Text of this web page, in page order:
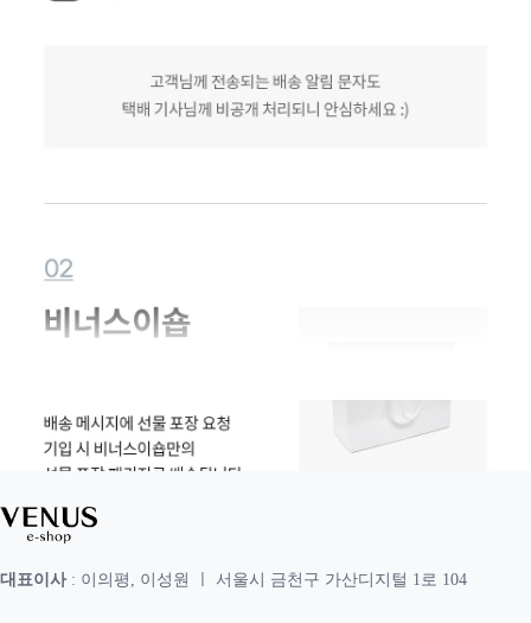
대표이사: 이의평, 이성원 ㅣ 서울시 금천구 가산디지털 1로 104